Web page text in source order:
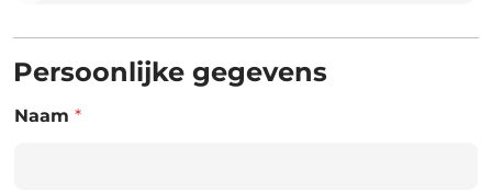
Persoonlijke gegevens
Naam *